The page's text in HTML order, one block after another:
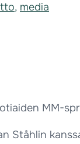
, media
MM-
Ståhlin